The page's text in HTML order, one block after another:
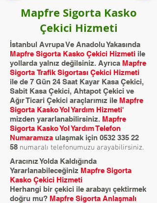
Mapfre Sigorta Kasko
Çekici Hizmeti
İstanbul Avrupa Ve Anadolu Yakasında
Mapfre Sigorta Kasko Çekici Hizmeti ile
yollarda yalnız değilsiniz. Ayrıca Mapfre
Sigorta Trafik Sigortası Çekici Hizmeti
ile de 7 Gün 24 Saat Kayar Kasa Çekici,
Sabit Kasa Çekici, Ahtapot Çekici ve
Ağır Ticari Çekici araçlarımız ile Mapfre
Sigorta Kasko Yol Yardım Hizmeti'
mizden yararlanabilirsiniz. Mapfre
Sigorta Kasko Yol Yardım Telefon
Numaramıza ulaşmak için 0532 335 22
58 numaralı telefonumuzu arayabilirsiniz.
Aracınız Yolda Kaldığında
Yararlanabileceğiniz Mapfre Sigorta
Kasko Çekici Hizmeti
Herhangi bir çekici ile arabayı çektirmek
doğru mu? Mapfre Sigorta Anlaşmalı